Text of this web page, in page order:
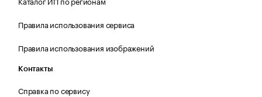
Правила использования сервиса
Правила использования изображений
Контакты
Справка по сервису